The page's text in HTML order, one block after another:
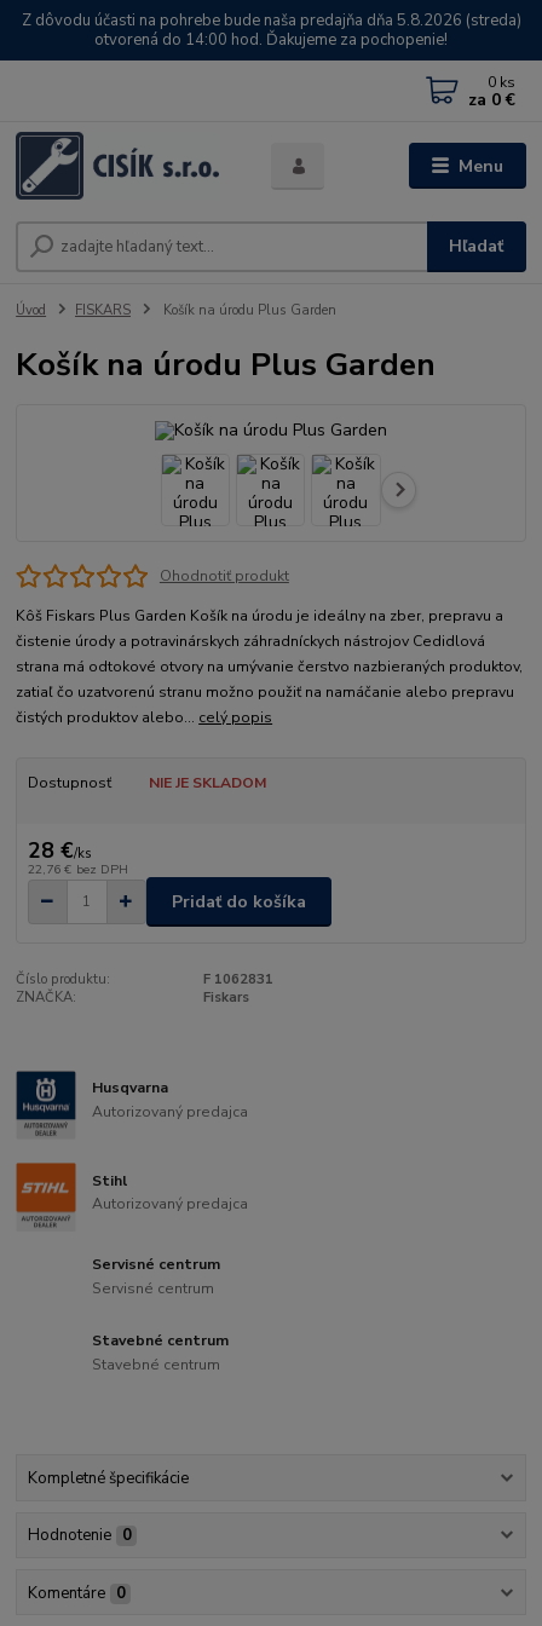
Z dôvodu účasti na pohrebe bude naša predajňa dňa 5.8.2026 (streda)
otvorená do 14:00 hod. Ďakujeme za pochopenie!
Menu
Hľadať
0 ks
za 0 €
Úvod FISKARS Košík na úrodu Plus Garden
Košík na úrodu Plus Garden
Ohodnotiť produkt
Kôš Fiskars Plus Garden Košík na úrodu je ideálny na zber, prepravu a
čistenie úrody a potravinárskych záhradníckych nástrojov Cedidlová
strana má odtokové otvory na umývanie čerstvo nazbieraných produktov,
zatiaľ čo uzatvorenú stranu možno použiť na namáčanie alebo prepravu
čistých produktov alebo... celý popis
Dostupnosť NIE JE SKLADOM
28 €/ks
22,76 € bez DPH
Pridať do košíka
Číslo produktu:
F 1062831
ZNAČKA:
Fiskars
Husqvarna
Autorizovaný predajca
Stihl
Autorizovaný predajca
Servisné centrum
Servisné centrum
Stavebné centrum
Stavebné centrum
Kompletné špecifikácie
Hodnotenie 0
Komentáre 0